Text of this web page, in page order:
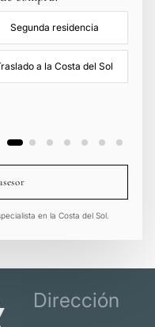
Segunda residencia
a la Costa del Sol
en la Costa del Sol.
Dirección